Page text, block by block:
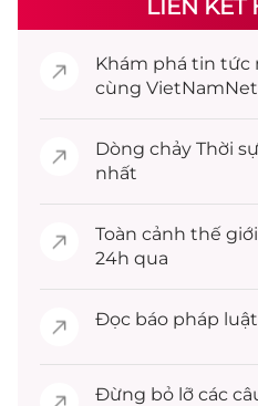
LIÊN KẾT
Khám phá tin tức
cùng VietNamNet
Dòng chảy Thời sự
nhất
Toàn cảnh thế giới
24h qua
Đọc báo pháp luật
Đừng bỏ lỡ các